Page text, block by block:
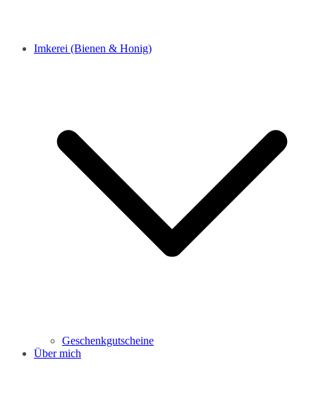
Imkerei (Bienen & Honig)
Geschenkgutscheine
Über mich